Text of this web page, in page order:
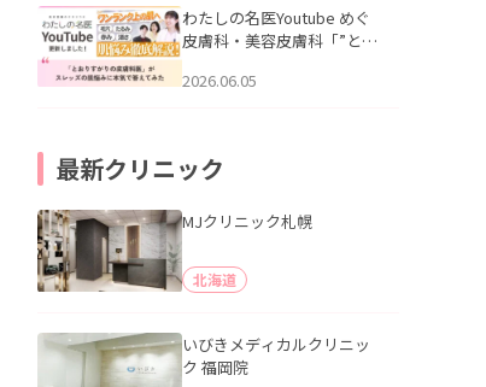
公開いたしました。
わたしの名医Youtube めぐ
皮膚科・美容皮膚科「”とお
ッズの肌悩みに本気で答え
2026.06.05
最新クリニック
MJクリニック札幌
北海道
いびきメディカルクリニッ
ク 福岡院